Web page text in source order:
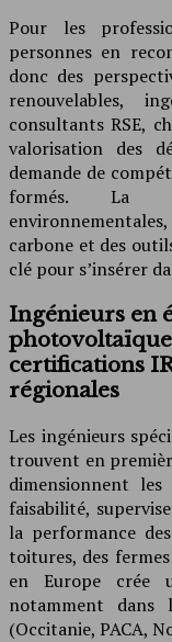
Pour les
personnes en
donc des
renouvelables,
consultants RSE,
valorisation des
demande de
formés. La
carbone et des
clé pour s’insérer
Ingénieurs en
certifications
régionales
Les ingénieurs
trouvent en
dimensionnent
faisabilité,
la performance
toitures, des
en Europe crée
notamment dans
(Occitanie, PACA,